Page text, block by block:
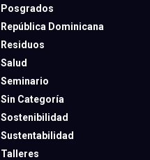
Posgrados
República Dominicana
Residuos
Salud
Seminario
Sin Categoría
Sostenibilidad
Sustentabilidad
Talleres